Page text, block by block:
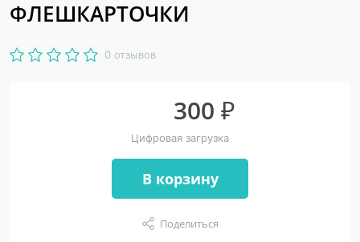
ФЛЕШКАРТОЧКИ
0 отзывов
300 ₽
Цифровая загрузка
В корзину
Поделиться